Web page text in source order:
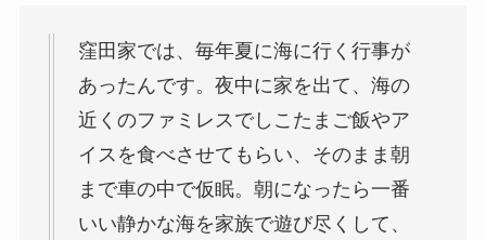
窪田家では、毎年夏に海に行く行事が
あったんです。夜中に家を出て、海の
近くのファミレスでしこたまご飯やア
イスを食べさせてもらい、そのまま朝
まで車の中で仮眠。朝になったら一番
いい静かな海を家族で遊び尽くして、